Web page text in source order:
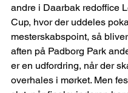
andre i Daarbak redoffice
Cup, hvor der uddeles
mesterskabspoint, så
aften på Padborg Park
er en udfordring, når der
overhales i mørket. Men